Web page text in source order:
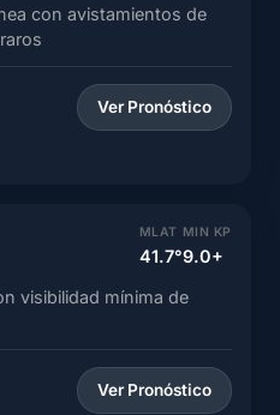
con avistamientos de
Ver Pronóstico
MLAT
41.7°
MIN KP
9.0+
visibilidad mínima de
Ver Pronóstico